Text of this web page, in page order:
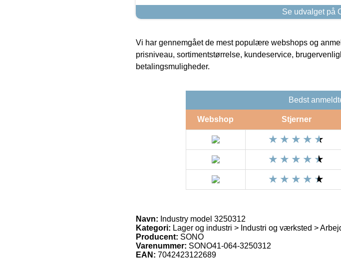
Se udvalget på
Vi har gennemgået de mest populære webshops og
prisniveau, sortimentstørrelse, kundeservice,
betalingsmuligheder.
Bedst
Webshop Stjerner
Navn: Industry model 3250312
Kategori: Lager og industri > Industri og værksted >
Producent: SONO
Varenummer: SONO41-064-3250312
EAN: 7042423122689